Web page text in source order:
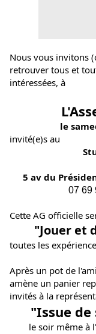
Nous vous invitons
retrouver tous et
intéressées, à
le
invité(e)s au
5 av du
07 69
Cette AG officielle
"Jouer et
toutes les
Après un pot de
amène un panier
invités à la
"Issue de
le soir même à